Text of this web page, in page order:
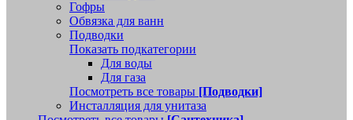
Гофры
Обвязка для ванн
Подводки
Показать подкатегории
Для воды
Для газа
Посмотреть все товары [Подводки]
Инсталляция для унитаза